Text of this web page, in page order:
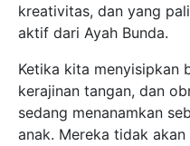
kreativitas, dan yang
aktif dari Ayah Bunda.
Ketika kita menyisipkan
kerajinan tangan, dan
sedang menanamkan
anak. Mereka tidak